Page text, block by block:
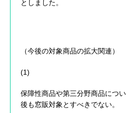
としました。
（今後の対象商品の拡大関連）
(1)
保障性商品や第三分野商品につ
後も窓販対象とすべきでない。